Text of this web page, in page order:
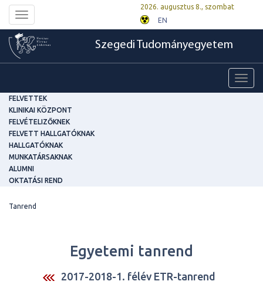
Toggle
navigation
2026. augusztus 8., szombat
EN
Szegedi Tudományegyetem
FELVETTEK
KLINIKAI KÖZPONT
FELVÉTELIZŐKNEK
FELVETT HALLGATÓKNAK
HALLGATÓKNAK
MUNKATÁRSAKNAK
ALUMNI
OKTATÁSI REND
Tanrend
Egyetemi tanrend
2017-2018-1. félév ETR-tanrend